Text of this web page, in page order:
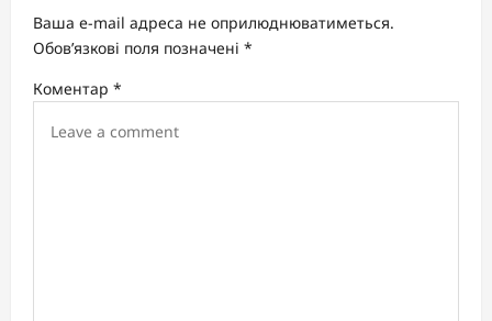
a
t
i
Ваша e-mail адреса не оприлюднюватиметься.
Обов’язкові поля позначені *
Коментар *